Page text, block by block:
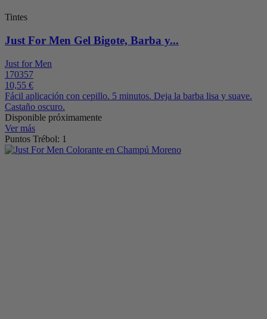
Tintes
Just For Men Gel Bigote, Barba y...
Just for Men
170357
10,55 €
Fácil aplicación con cepillo. 5 minutos. Deja la barba lisa y suave.
Castaño oscuro.
Disponible próximamente
Ver más
Puntos Trébol: 1